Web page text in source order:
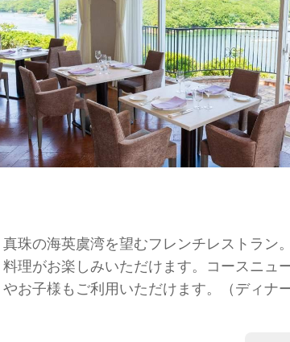
真珠の海英虞湾を望むフレンチレストラン
料理がお楽しみいただけます。コースニュ
やお子様もご利用いただけます。（ディナ